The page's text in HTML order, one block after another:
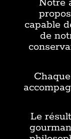
Notre
capable
de
Le